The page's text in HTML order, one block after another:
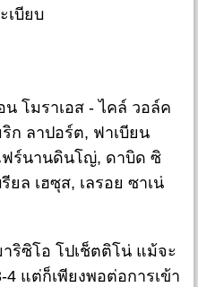
เบียบ
น โมราเอส - ไคล์ วอล์ค
ก ลาปอร์ต, ฟาเบียน
ฟร์นานดินโญ่, ดาบิด ซิ
ยล เฮซุส, เลรอย ซาเน่
ซิโอ โปเช็ตติโน่ แม้จะ
แต่ก็เพียงพอต่อการเข้า